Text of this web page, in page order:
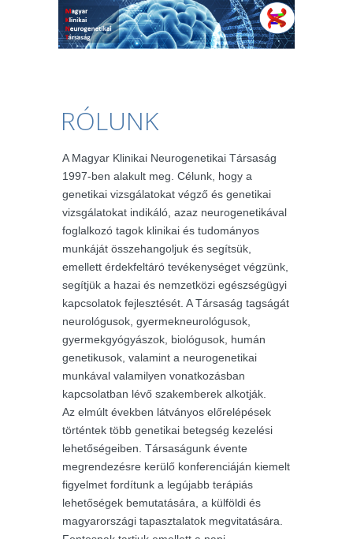
RÓLUNK
A Magyar Klinikai Neurogenetikai Társaság
1997-ben alakult meg. Célunk, hogy a
genetikai vizsgálatokat végző és genetikai
vizsgálatokat indikáló, azaz neurogenetikával
foglalkozó tagok klinikai és tudományos
munkáját összehangoljuk és segítsük,
emellett érdekfeltáró tevékenységet végzünk,
segítjük a hazai és nemzetközi egészségügyi
kapcsolatok fejlesztését. A Társaság tagságát
neurológusok, gyermekneurológusok,
gyermekgyógyászok, biológusok, humán
genetikusok, valamint a neurogenetikai
munkával valamilyen vonatkozásban
kapcsolatban lévő szakemberek alkotják.
Az elmúlt években látványos előrelépések
történtek több genetikai betegség kezelési
lehetőségeiben. Társaságunk évente
megrendezésre kerülő konferenciáján kiemelt
figyelmet fordítunk a legújabb terápiás
lehetőségek bemutatására, a külföldi és
magyarországi tapasztalatok megvitatására.